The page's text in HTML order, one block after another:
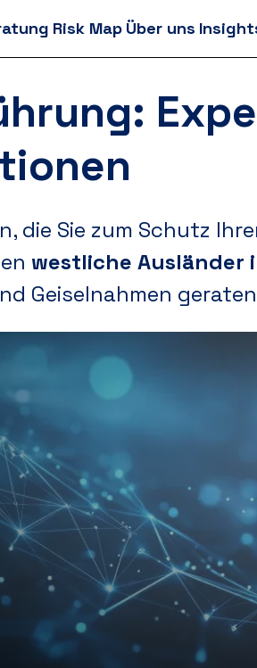
Risk Map Über uns
die Sie zum Schutz
westliche Ausländer
Geiselnahmen